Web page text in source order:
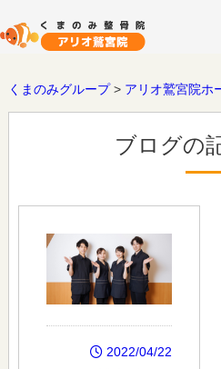
くまのみグループ> アリオ鷲宮院ホ
ブログの
2022/04/22